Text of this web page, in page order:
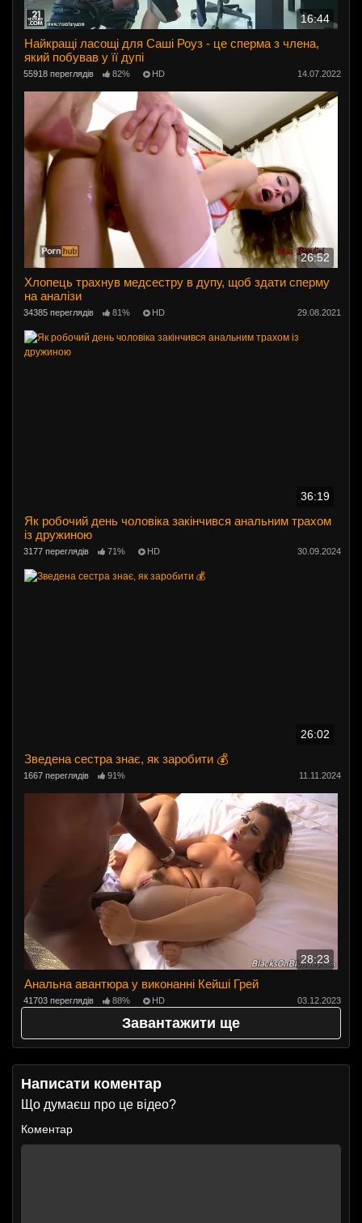
16:44
Найкращі ласощі для Саші Роуз - це сперма з члена,
який побував у її дупі
55918 переглядів 82% HD 14.07.2022
26:52
Хлопець трахнув медсестру в дупу, щоб здати сперму
на аналізи
34385 переглядів 81% HD 29.08.2021
36:19
Як робочий день чоловіка закінчився анальним трахом
із дружиною
3177 переглядів 71% HD 30.09.2024
26:02
Зведена сестра знає, як заробити 💰
1667 переглядів 91% 11.11.2024
28:23
Анальна авантюра у виконанні Кейші Грей
41703 переглядів 88% HD 03.12.2023
Завантажити ще
Написати коментар
Що думаєш про це відео?
Коментар